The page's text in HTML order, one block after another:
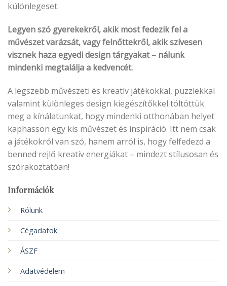
különlegeset.
Legyen szó gyerekekről, akik most fedezik fel a
művészet varázsát, vagy felnőttekről, akik szívesen
visznek haza egyedi design tárgyakat – nálunk
mindenki megtalálja a kedvencét.
A legszebb művészeti és kreatív játékokkal, puzzlekkal
valamint különleges design kiegészítőkkel töltöttük
meg a kínálatunkat, hogy mindenki otthonában helyet
kaphasson egy kis művészet és inspiráció. Itt nem csak
a játékokról van szó, hanem arról is, hogy felfedezd a
benned rejlő kreatív energiákat – mindezt stílusosan és
szórakoztatóan!
Információk
Rólunk
Cégadatok
ÁSZF
Adatvédelem